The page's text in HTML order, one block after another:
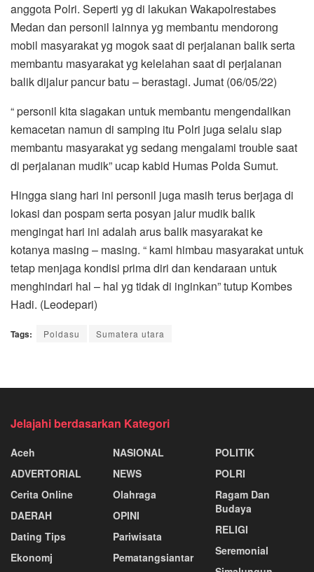
anggota Polri. Seperti yg di lakukan Wakapolrestabes
Medan dan personil lainnya yg membantu mendorong
mobil masyarakat yg mogok saat di perjalanan balik serta
membantu masyarakat yg kelelahan saat di perjalanan
balik dijalur pancur batu – berastagi. Jumat (06/05/22)
“ personil kita siagakan untuk membantu mengendalikan
kemacetan namun di samping itu Polri juga selalu siap
membantu masyarakat yg sedang mengalami trouble saat
di perjalanan mudik” ucap kabid Humas Polda Sumut.
Hingga siang hari ini personil juga masih terus berjaga di
lokasi dan pospam serta posyan jalur mudik balik
mengingat hari ini adalah arus balik masyarakat ke
kotanya masing – masing. “ kami himbau masyarakat untuk
tetap menjaga kondisi prima diri dan kendaraan untuk
menghindari hal – hal yg tidak di inginkan” tutup Kombes
Hadi. (Leodepari)
Tags: Poldasu Sumatera utara
Jelajahi berdasarkan Kategori
Aceh
ADVERTORIAL
Cerita Online
DAERAH
Dating Tips
Ekonomj
NASIONAL
NEWS
Olahraga
OPINI
Pariwisata
Pematangsiantar
POLITIK
POLRI
Ragam Dan
Budaya
RELIGI
Seremonial